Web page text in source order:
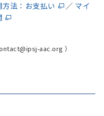
法：お支払い ／ マイ
aac.org ）